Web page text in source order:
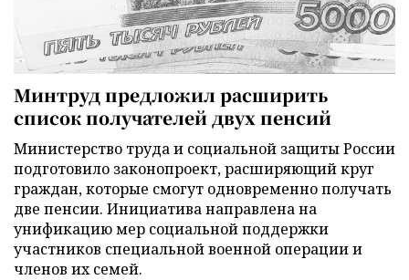
Минтруд предложил расширить
список получателей двух пенсий
Министерство труда и социальной защиты России
подготовило законопроект, расширяющий круг
граждан, которые смогут одновременно получать
две пенсии. Инициатива направлена на
унификацию мер социальной поддержки
участников специальной военной операции и
членов их семей.